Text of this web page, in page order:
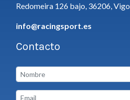
Redomeira 126 bajo, 36206, Vigo
info@racingsport.es
Contacto